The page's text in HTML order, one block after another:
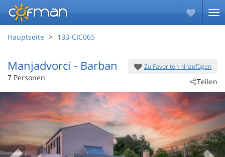
Hauptseite 133-CIC065
Zu Favoriten hinzufügen
Teilen
Manjadvorci
- Barban-Manjadvorci
- Barban
7 Personen